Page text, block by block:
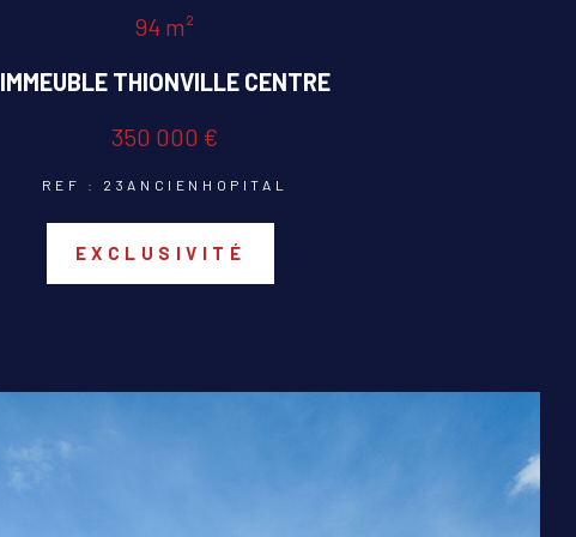
94 m²
IMMEUBLE THIONVILLE CENTRE
350 000 €
REF : 23ANCIENHOPITAL
EXCLUSIVITÉ